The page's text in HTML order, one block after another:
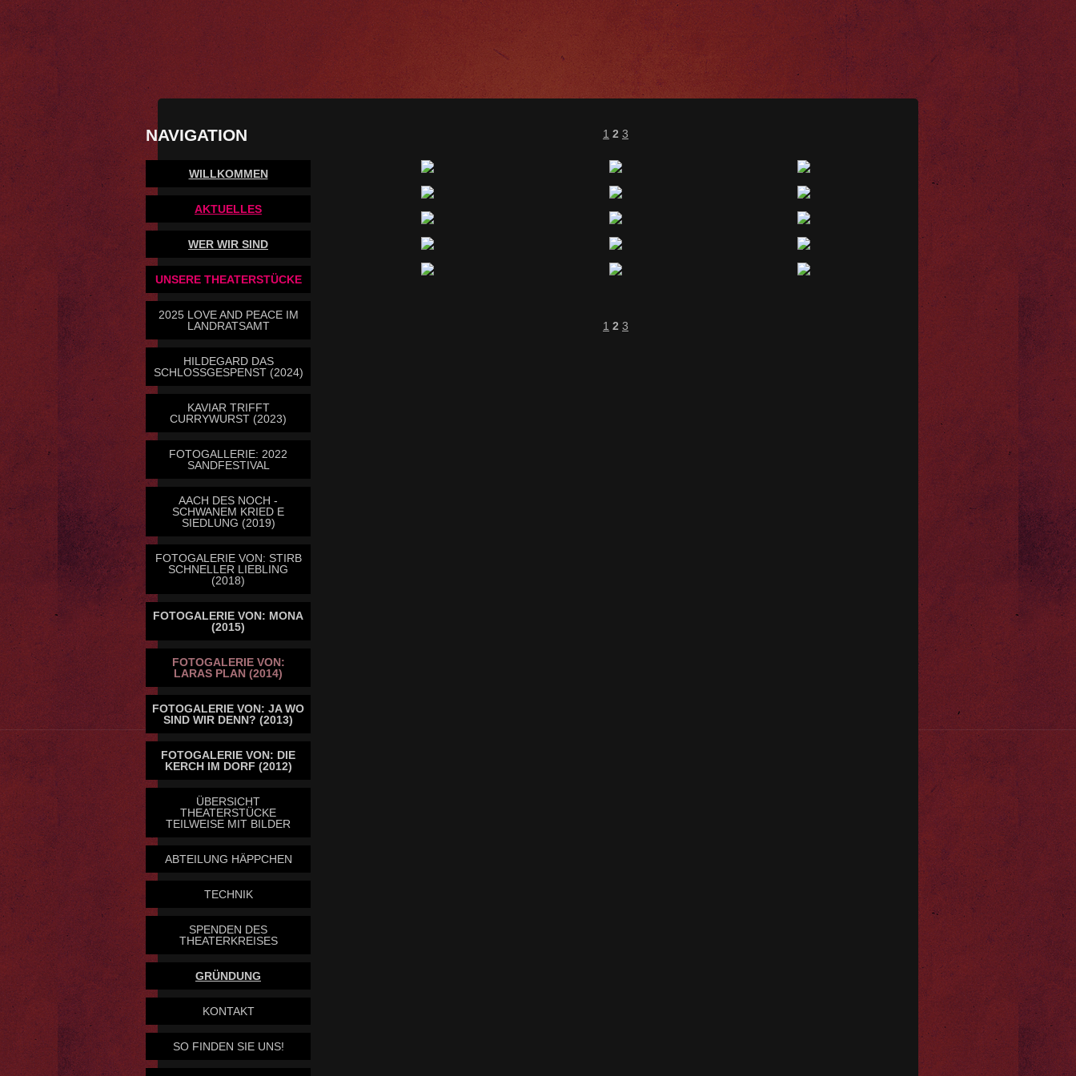
NAVIGATION
WILLKOMMEN
AKTUELLES
WER WIR SIND
UNSERE THEATERSTÜCKE
2025 LOVE AND PEACE IM
LANDRATSAMT
HILDEGARD DAS
SCHLOSSGESPENST (2024)
KAVIAR TRIFFT
CURRYWURST (2023)
FOTOGALLERIE: 2022
SANDFESTIVAL
AACH DES NOCH -
SCHWANEM KRIED E
SIEDLUNG (2019)
FOTOGALERIE VON: STIRB
SCHNELLER LIEBLING
(2018)
FOTOGALERIE VON: MONA
(2015)
FOTOGALERIE VON:
LARAS PLAN (2014)
FOTOGALERIE VON: JA WO
SIND WIR DENN? (2013)
FOTOGALERIE VON: DIE
KERCH IM DORF (2012)
ÜBERSICHT
THEATERSTÜCKE
TEILWEISE MIT BILDER
ABTEILUNG HÄPPCHEN
TECHNIK
SPENDEN DES
THEATERKREISES
GRÜNDUNG
KONTAKT
SO FINDEN SIE UNS!
1 2 3
1 2 3